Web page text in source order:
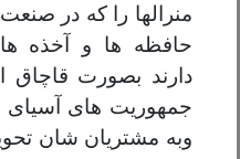
منرالها را که در
حافظه ها و آخذه ها
دارند بصورت قاچاق
جمهوریت های آسیای
وبه مشتریان شان